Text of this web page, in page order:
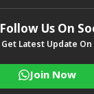
Follow Us On
Get Latest Update
Join Now